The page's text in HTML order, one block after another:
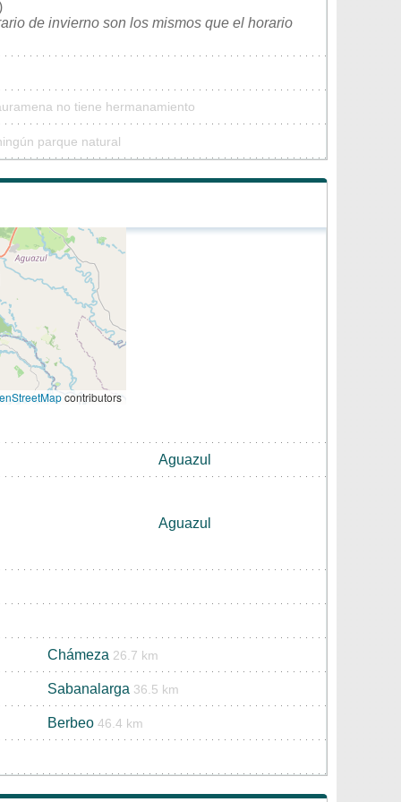
de invierno son los mismos que el horario
no tiene hermanamiento
parque natural
contributors
Aguazul
Aguazul
Chámeza 26.7 km
Sabanalarga 36.5 km
Berbeo 46.4 km